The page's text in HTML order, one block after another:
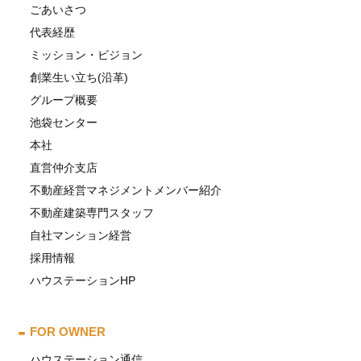
ごあいさつ
代表経歴
ミッション・ビジョン
創業生い立ち(沿革)
グループ概要
池袋センター
本社
直営仲介支店
不動産経営マネジメントメンバー紹介
不動産建築専門スタッフ
自社マンション経営
採用情報
ハウステーションHP
FOR OWNER